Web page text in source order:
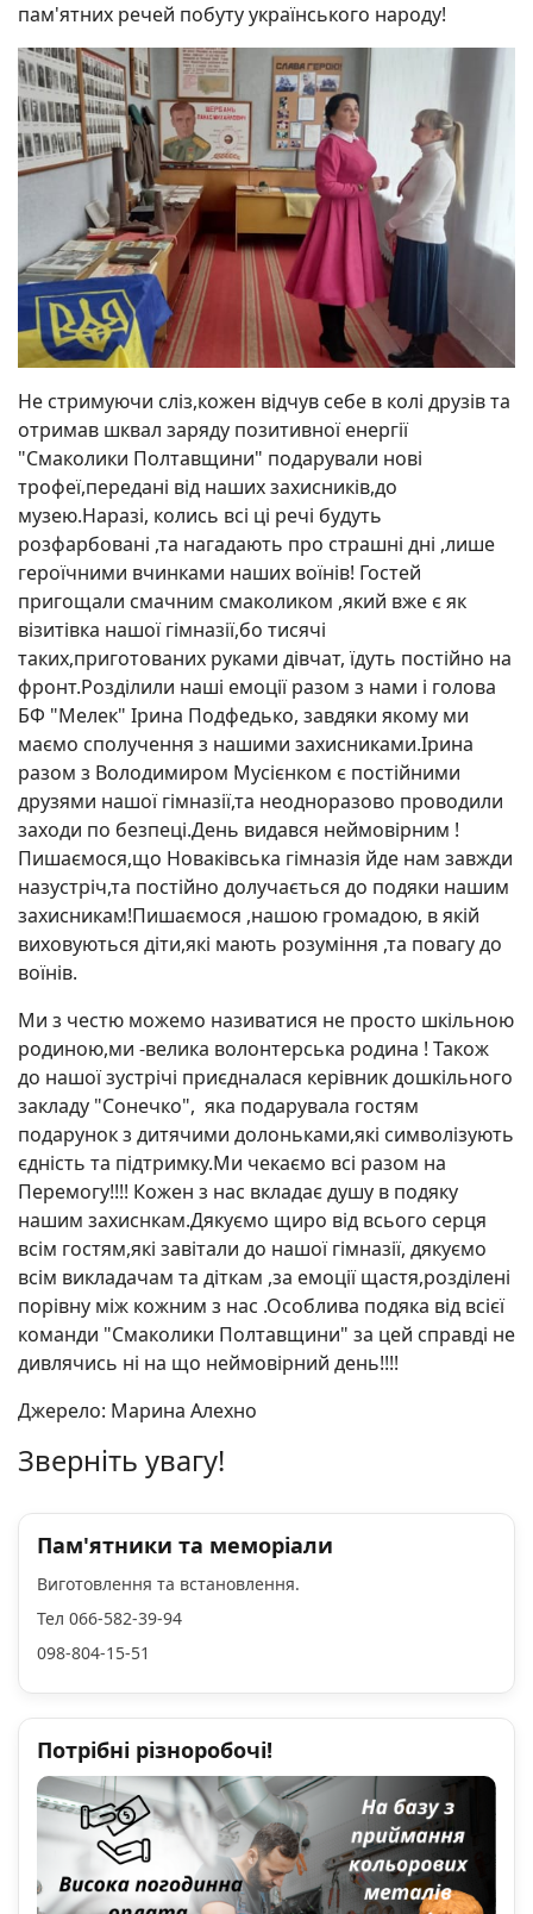
пам'ятних речей побуту українського народу!
Не стримуючи сліз,кожен відчув себе в колі друзів та
отримав шквал заряду позитивної енергії
"Смаколики Полтавщини" подарували нові
трофеї,передані від наших захисників,до
музею.Наразі, колись всі ці речі будуть
розфарбовані ,та нагадають про страшні дні ,лише
героїчними вчинками наших воїнів! Гостей
пригощали смачним смаколиком ,який вже є як
візитівка нашої гімназії,бо тисячі
таких,приготованих руками дівчат, їдуть постійно на
фронт.Розділили наші емоції разом з нами і голова
БФ "Мелек" Ірина Подфедько, завдяки якому ми
маємо сполучення з нашими захисниками.Ірина
разом з Володимиром Мусієнком є постійними
друзями нашої гімназії,та неодноразово проводили
заходи по безпеці.День видався неймовірним !
Пишаємося,що Новаківська гімназія йде нам завжди
назустріч,та постійно долучається до подяки нашим
захисникам!Пишаємося ,нашою громадою, в якій
виховуються діти,які мають розуміння ,та повагу до
воїнів.
Ми з честю можемо називатися не просто шкільною
родиною,ми -велика волонтерська родина ! Також
до нашої зустрічі приєдналася керівник дошкільного
закладу "Сонечко", яка подарувала гостям
подарунок з дитячими долоньками,які символізують
єдність та підтримку.Ми чекаємо всі разом на
Перемогу!!!! Кожен з нас вкладає душу в подяку
нашим захиснкам.Дякуємо щиро від всього серця
всім гостям,які завітали до нашої гімназії, дякуємо
всім викладачам та діткам ,за емоції щастя,розділені
порівну між кожним з нас .Особлива подяка від всієї
команди "Смаколики Полтавщини" за цей справді не
дивлячись ні на що неймовірний день!!!!
Джерело: Марина Алехно
Зверніть увагу!
Пам'ятники та меморіали
Виготовлення та встановлення.
Тел 066-582-39-94
098-804-15-51
Потрібні різноробочі!